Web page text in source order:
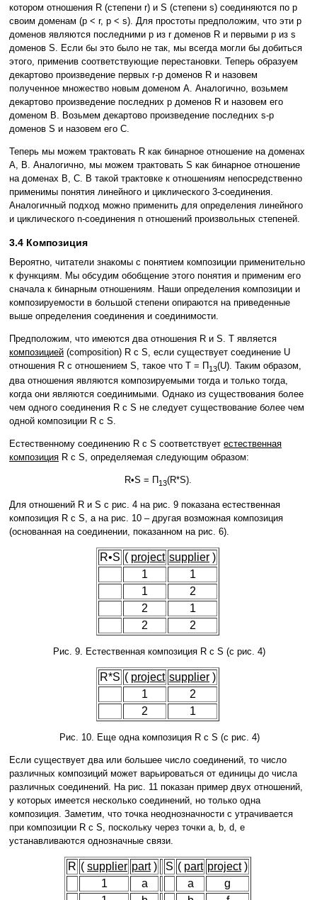
котором отношения R (степени r) и S (степени s) соединяются по p
своим доменам (p < r, p < s). Для простоты предположим, что эти p
доменов являются последними p из r доменов R и первыми p из s
доменов S. Если бы это было не так, мы всегда могли бы добиться
этого, применив соответствующие перестановки. Теперь образуем
декартово произведение первых r-p доменов R и назовем
полученное множество новым доменом A. Аналогично, возьмем
декартово произведение последних p доменов R и назовем его
доменом B. Возьмем декартово произведение последних s-p
доменов S и назовем его C.
Теперь мы можем трактовать R как бинарное отношение на доменах
A, B. Аналогично, мы можем трактовать S как бинарное отношение
на доменах B, C. В такой трактовке к отношениям непосредственно
применимы понятия линейного и циклического 3-соединения.
Аналогичный подход можно применить для определения линейного
и циклического n-соединения n отношений произвольных степеней.
3.4 Композиция
Вероятно, читатели знакомы с понятием композиции применительно
к функциям. Мы обсудим обобщение этого понятия и применим его
сначала к бинарным отношениям. Наши определения композиции и
композируемости в большой степени опираются на приведенные
выше определения соединения и соединимости.
Предположим, что имеются два отношения R и S. T является
композицией (composition) R с S, если существует соединение U
отношения R с отношением S, такое что T = Π13(U). Таким образом,
два отношения являются композируемыми тогда и только тогда,
когда они являются соединимыми. Однако из существования более
чем одного соединения R с S не следует существование более чем
одной композиции R с S.
Естественному соединению R с S соответствует естественная
композиция R с S, определяемая следующим образом:
R•S = Π13(R*S).
Для отношений R и S c рис. 4 на рис. 9 показана естественная
композиция R с S, а на рис. 10 – другая возможная композиция
(основанная на соединении, показанном на рис. 6).
R•S ( project supplier )
1
1
1
2
2
1
2
2
Рис. 9. Естественная композиция R с S (с рис. 4)
R*S ( project supplier )
1
2
2
1
Рис. 10. Еще одна композиция R с S (с рис. 4)
Если существует два или большее число соединений, то число
различных композиций может варьироваться от единицы до числа
различных соединений. На рис. 11 показан пример двух отношений,
у которых имеется несколько соединений, но только одна
композиция. Заметим, что точка неоднозначности c утрачивается
при композиции R с S, поскольку через точки a, b, d, e
устанавливаются однозначные связи.
R ( supplier part) S ( part project)
1
a a
g